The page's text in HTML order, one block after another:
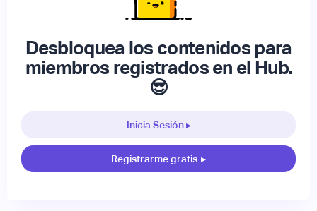
Desbloquea los contenidos para
miembros registrados en el Hub.
😎
Inicia Sesión ▸
Registrarme gratis ▸